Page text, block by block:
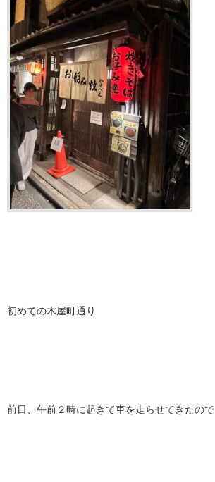
初めての木屋町通り
前日、午前２時に起きて車を走らせてきたので